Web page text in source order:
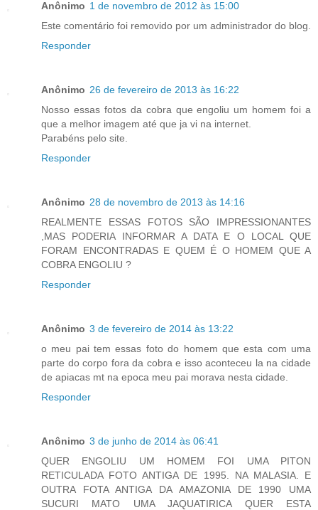
Anônimo 1 de novembro de 2012 às 15:00
Este comentário foi removido por um administrador do blog.
Responder
Anônimo 26 de fevereiro de 2013 às 16:22
Nosso essas fotos da cobra que engoliu um homem foi a
que a melhor imagem até que ja vi na internet.
Parabéns pelo site.
Responder
Anônimo 28 de novembro de 2013 às 14:16
REALMENTE ESSAS FOTOS SÃO IMPRESSIONANTES
,MAS PODERIA INFORMAR A DATA E O LOCAL QUE
FORAM ENCONTRADAS E QUEM É O HOMEM QUE A
COBRA ENGOLIU ?
Responder
Anônimo 3 de fevereiro de 2014 às 13:22
o meu pai tem essas foto do homem que esta com uma
parte do corpo fora da cobra e isso aconteceu la na cidade
de apiacas mt na epoca meu pai morava nesta cidade.
Responder
Anônimo 3 de junho de 2014 às 06:41
QUER ENGOLIU UM HOMEM FOI UMA PITON
RETICULADA FOTO ANTIGA DE 1995. NA MALASIA. E
OUTRA FOTA ANTIGA DA AMAZONIA DE 1990 UMA
SUCURI MATO UMA JAQUATIRICA QUER ESTA